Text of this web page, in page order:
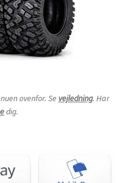
ovenfor. Se vejledning. Har
dig.